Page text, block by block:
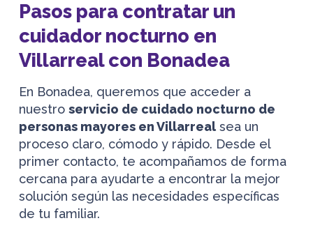
Pasos para contratar un
cuidador nocturno en
Villarreal con Bonadea
En Bonadea, queremos que acceder a
nuestro servicio de cuidado nocturno de
personas mayores en Villarreal sea un
proceso claro, cómodo y rápido. Desde el
primer contacto, te acompañamos de forma
cercana para ayudarte a encontrar la mejor
solución según las necesidades específicas
de tu familiar.